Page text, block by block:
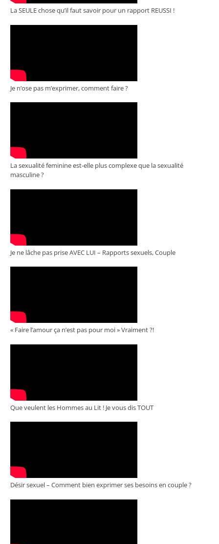
La SEULE chose qu’il faut savoir pour un rapport REUSSI !
Je n’ose pas m’exprimer, comment faire ?
La sexualité feminine est-elle plus complexe que la sexualité
masculine ?
Je ne lâche pas prise AVEC LUI – Rapports sexuels, Couple
« Faire l’amour ça n’est pas pour moi » Vraiment ?!
Que veulent les Hommes au Lit ! Je vous dis TOUT
Désir sexuel – Comment bien exprimer ses besoins en couple ?